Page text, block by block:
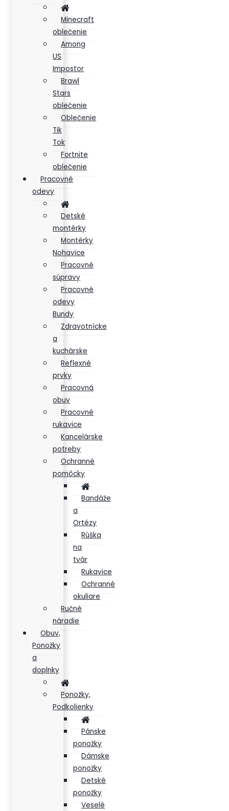
Minecraft
oblečenie
Among
US
Impostor
Brawl
Stars
oblečenie
Oblečenie
Tik
Tok
Fortnite
oblečenie
Pracovné
odevy
Detské
montérky
Montérky
Nohavice
Pracovné
súpravy
Pracovné
odevy
Bundy
Zdravotnícke
a
kuchárske
Reflexné
prvky
Pracovná
obuv
Pracovné
rukavice
Kancelárske
potreby
Ochranné
pomôcky
Bandáže
a
Ortézy
Rúška
na
tvár
Rukavice
Ochranné
okuliare
Ručné
náradie
Obuv,
Ponožky
a
doplnky
Ponožky,
Podkolienky
Pánske
ponožky
Dámske
ponožky
Detské
ponožky
Veselé